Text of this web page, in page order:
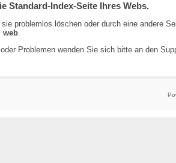
Standard-Index-Seite Ihres Webs.
problemlos löschen oder durch eine andere
web.
Problemen wenden Sie sich bitte an den